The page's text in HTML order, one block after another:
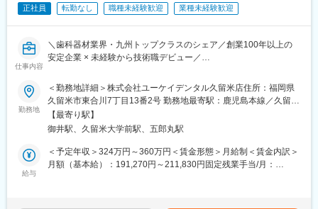
と言われるほどの知名度を築いています。
・新規ご開業支援やリニューアル支援/マーケティング部門と連携
・機械メンテナンスや補修サービス/アフターサービス部門と連携
携 等
・8:00～8:40…出社（1日の訪問先の納品商品の確認、積み込み作
業、事務処理）
・9:30…外勤（基本的に車移動と。各曜日のルート表に沿ってご
訪問）
ご要望により機械のアフターフォロー（簡単な修理等）も行いま
す）
正社員 転勤なし 職種未経験歓迎 業種未経験歓迎
仕事内容
＼歯科器材業界・九州トップクラスのシェア／創業100年以上の
安定企業 × 未経験から技術職デビュー／
◆こんな方におすすめ！お客様から直接感謝の言葉をいただける
仕事です！
・機械いじりが好き（文系・理系どちらも歓迎！）
・工業系学科で学んだ知識を活かしたい
・製造ラインで働かれている方で、正社員として安定的な働き方
にキャリアチェンジしたい
◆採用背景
勤務地
＜勤務地詳細＞株式会社ユーケイデンタル久留米店住所：福岡県
久留米市東合川7丁目13番2号 勤務地最寄駅：鹿児島本線／久留米
駅受動喫煙対策：敷地内喫煙可能場所あり変更の範囲：会社の定
める事業所
【最寄り駅】
御井駅、久留米大学前駅、五郎丸駅
給与
＜予定年収＞324万円～360万円＜賃金形態＞月給制＜賃金内訳＞
月額（基本給）：191,270円～211,830円固定残業手当/月：